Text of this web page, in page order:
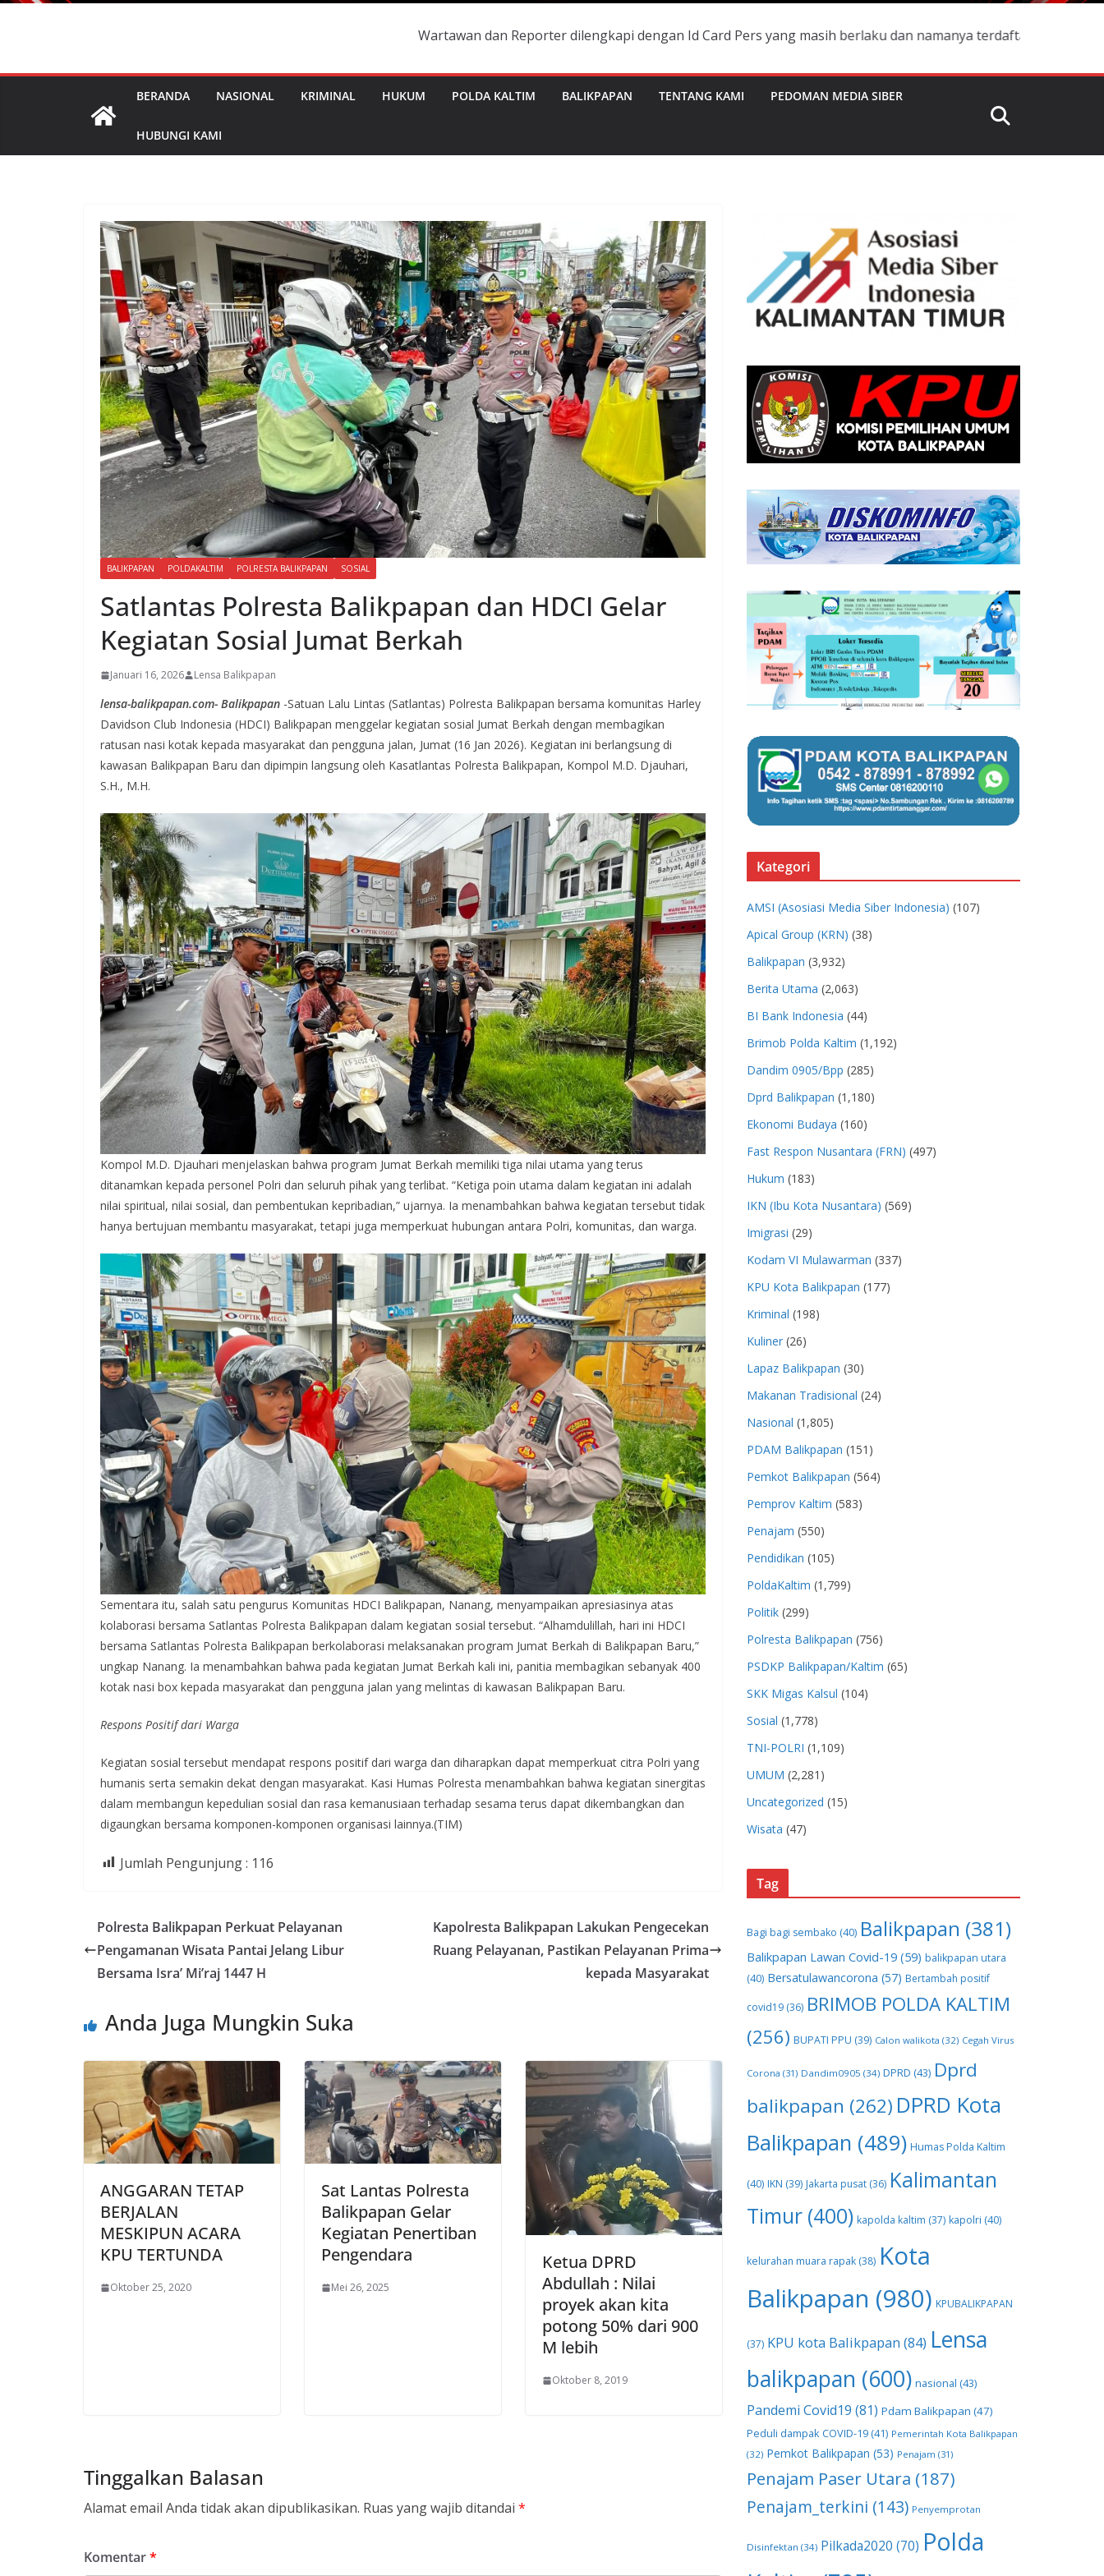
Wartawan dan Reporter dilengkapi dengan Id Card Pers yang masih berlaku dan namanya terdaftar di Box Redaksi,
BERANDA NASIONAL KRIMINAL HUKUM POLDA KALTIM BALIKPAPAN TENTANG KAMI PEDOMAN MEDIA SIBER
HUBUNGI KAMI
BALIKPAPAN POLDAKALTIM POLRESTA BALIKPAPAN SOSIAL
Satlantas Polresta Balikpapan dan HDCI Gelar
Kegiatan Sosial Jumat Berkah
Januari 16, 2026 Lensa Balikpapan
lensa-balikpapan.com- Balikpapan -Satuan Lalu Lintas (Satlantas) Polresta Balikpapan bersama komunitas Harley
Davidson Club Indonesia (HDCI) Balikpapan menggelar kegiatan sosial Jumat Berkah dengan membagikan
ratusan nasi kotak kepada masyarakat dan pengguna jalan, Jumat (16 Jan 2026). Kegiatan ini berlangsung di
kawasan Balikpapan Baru dan dipimpin langsung oleh Kasatlantas Polresta Balikpapan, Kompol M.D. Djauhari,
S.H., M.H.
Kompol M.D. Djauhari menjelaskan bahwa program Jumat Berkah memiliki tiga nilai utama yang terus
ditanamkan kepada personel Polri dan seluruh pihak yang terlibat. “Ketiga poin utama dalam kegiatan ini adalah
nilai spiritual, nilai sosial, dan pembentukan kepribadian,” ujarnya. Ia menambahkan bahwa kegiatan tersebut tidak
hanya bertujuan membantu masyarakat, tetapi juga memperkuat hubungan antara Polri, komunitas, dan warga.
Sementara itu, salah satu pengurus Komunitas HDCI Balikpapan, Nanang, menyampaikan apresiasinya atas
kolaborasi bersama Satlantas Polresta Balikpapan dalam kegiatan sosial tersebut. “Alhamdulillah, hari ini HDCI
bersama Satlantas Polresta Balikpapan berkolaborasi melaksanakan program Jumat Berkah di Balikpapan Baru,”
ungkap Nanang. Ia menambahkan bahwa pada kegiatan Jumat Berkah kali ini, panitia membagikan sebanyak 400
kotak nasi box kepada masyarakat dan pengguna jalan yang melintas di kawasan Balikpapan Baru.
Respons Positif dari Warga
Kegiatan sosial tersebut mendapat respons positif dari warga dan diharapkan dapat memperkuat citra Polri yang
humanis serta semakin dekat dengan masyarakat. Kasi Humas Polresta menambahkan bahwa kegiatan sinergitas
dalam membangun kepedulian sosial dan rasa kemanusiaan terhadap sesama terus dapat dikembangkan dan
digaungkan bersama komponen-komponen organisasi lainnya.(TIM)
Jumlah Pengunjung : 116
Polresta Balikpapan Perkuat Pelayanan
Pengamanan Wisata Pantai Jelang Libur
Bersama Isra’ Mi’raj 1447 H
Kapolresta Balikpapan Lakukan Pengecekan
Ruang Pelayanan, Pastikan Pelayanan Prima
kepada Masyarakat
Anda Juga Mungkin Suka
ANGGARAN TETAP
BERJALAN
MESKIPUN ACARA
KPU TERTUNDA
Oktober 25, 2020
Sat Lantas Polresta
Balikpapan Gelar
Kegiatan Penertiban
Pengendara
Mei 26, 2025
Ketua DPRD
Abdullah : Nilai
proyek akan kita
potong 50% dari 900
M lebih
Oktober 8, 2019
Tinggalkan Balasan
Alamat email Anda tidak akan dipublikasikan. Ruas yang wajib ditandai *
Komentar*
Kategori
AMSI (Asosiasi Media Siber Indonesia) (107)
Apical Group (KRN) (38)
Balikpapan (3,932)
Berita Utama (2,063)
BI Bank Indonesia (44)
Brimob Polda Kaltim (1,192)
Dandim 0905/Bpp (285)
Dprd Balikpapan (1,180)
Ekonomi Budaya (160)
Fast Respon Nusantara (FRN) (497)
Hukum (183)
IKN (Ibu Kota Nusantara) (569)
Imigrasi (29)
Kodam VI Mulawarman (337)
KPU Kota Balikpapan (177)
Kriminal (198)
Kuliner (26)
Lapaz Balikpapan (30)
Makanan Tradisional (24)
Nasional (1,805)
PDAM Balikpapan (151)
Pemkot Balikpapan (564)
Pemprov Kaltim (583)
Penajam (550)
Pendidikan (105)
PoldaKaltim (1,799)
Politik (299)
Polresta Balikpapan (756)
PSDKP Balikpapan/Kaltim (65)
SKK Migas Kalsul (104)
Sosial (1,778)
TNI-POLRI (1,109)
UMUM (2,281)
Uncategorized (15)
Wisata (47)
Tag
Bagi bagi sembako (40) Balikpapan (381)
Balikpapan Lawan Covid-19 (59) balikpapan utara
(40) Bersatulawancorona (57) Bertambah positif
covid19 (36) BRIMOB POLDA KALTIM
(256) BUPATI PPU (39) Calon walikota (32) Cegah Virus
Corona (31) Dandim0905 (34) DPRD (43) Dprd
balikpapan (262) DPRD Kota
Balikpapan (489) Humas Polda Kaltim
(40) IKN (39) Jakarta pusat (36) Kalimantan
Timur (400) kapolda kaltim (37) kapolri (40)
kelurahan muara rapak (38) Kota
Balikpapan (980) KPUBALIKPAPAN
(37) KPU kota Balikpapan (84) Lensa
balikpapan (600) nasional (43)
Pandemi Covid19 (81) Pdam Balikpapan (47)
Peduli dampak COVID-19 (41) Pemerintah Kota Balikpapan
(32) Pemkot Balikpapan (53) Penajam (31)
Penajam Paser Utara (187)
Penajam_terkini (143) Penyemprotan
Disinfektan (34) Pilkada2020 (70) Polda